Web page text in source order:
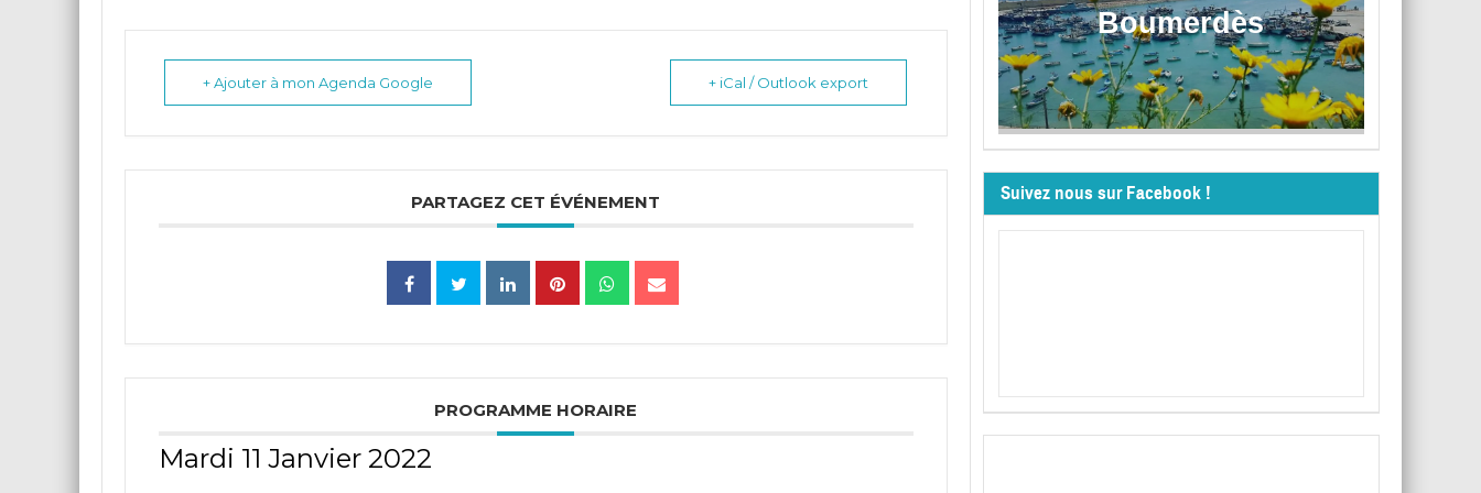
+ Ajouter à mon Agenda Google + iCal / Outlook export
PARTAGEZ CET ÉVÉNEMENT
PROGRAMME HORAIRE
Mardi 11 Janvier 2022
Boumerdès
Suivez nous sur Facebook !